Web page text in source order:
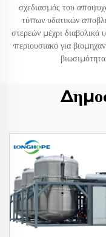
σχεδιασμός του
τύπων υδατικών
στερεών μέχρι διαβολικά
περιουσιακό για